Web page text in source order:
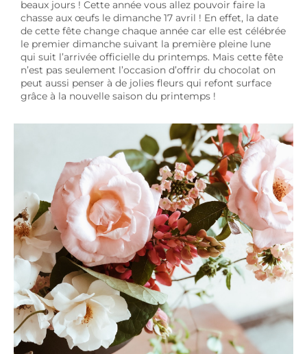
beaux jours ! Cette année vous allez pouvoir faire la
chasse aux œufs le dimanche 17 avril ! En effet, la date
de cette fête change chaque année car elle est célébrée
le premier dimanche suivant la première pleine lune
qui suit l’arrivée officielle du printemps. Mais cette fête
n’est pas seulement l’occasion d’offrir du chocolat on
peut aussi penser à de jolies fleurs qui refont surface
grâce à la nouvelle saison du printemps !